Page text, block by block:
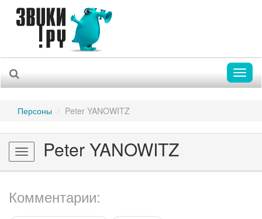
Персоны Peter YANOWITZ
Toggle
navigation
Peter YANOWITZ
Комментарии: